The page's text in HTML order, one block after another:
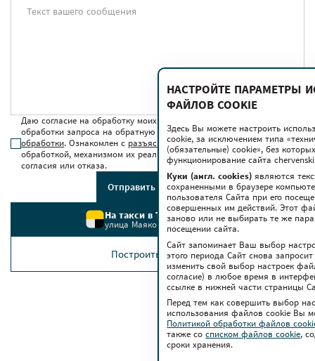
Текст вашего сообщения
Даю согласие на обработку моих персональных данных для
обработки запроса на обратную связь в соответствии сусловиями
обработки. Ознакомлен с разъяснением прав , связанных с
обработкой, механизмом их реализации, последствиями дачи
согласия или отказа.
Отправить сообщение
На такси в ТРЦ Червенский
улица Маяковского, 6
Построить маршрут
НАСТРОЙТЕ ПАРАМЕТРЫ
ФАЙЛОВ COOKIE
Здесь Вы можете настроить
cookie, за исключением типа
(обязательные) cookie», без
функционирование сайта
Куки (англ. cookies) являются
сохраненными в браузере
пользователя Сайта при его
совершенных им действий. Этот
заново или не выбирать те же
посещении сайта.
Сайт запоминает Ваш выбор
этого периода Сайт снова
изменить свой выбор настроек
согласие) в любое время в
ссылке в нижней части страницы
Перед тем как совершить выбор
использования файлов сookie Вы
Политикой обработки файлов
также coсписком файлов cookie,
сроки хранения.